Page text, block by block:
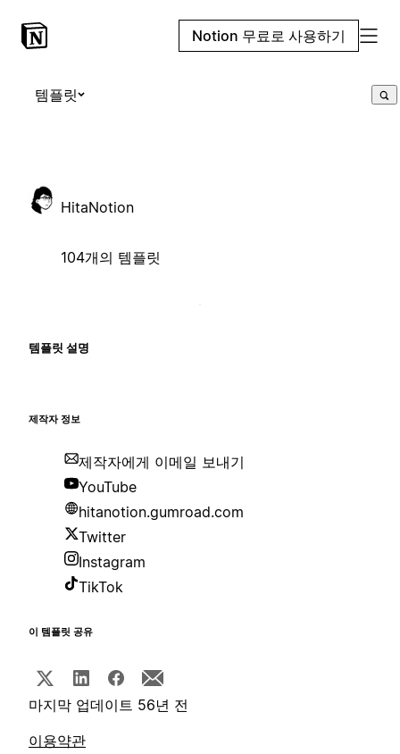
Notion 무료로 사용하기
템플릿
HitaNotion
104개의 템플릿
템플릿 설명
제작자 정보
제작자에게 이메일 보내기
YouTube
hitanotion.gumroad.com
Twitter
Instagram
TikTok
이 템플릿 공유
마지막 업데이트 56년 전
이용약관